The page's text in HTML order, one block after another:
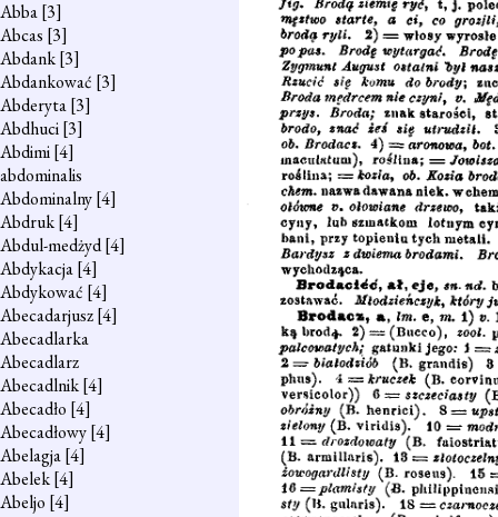
Abba[3]
Abcas [3]
Abdank[3]
Abdankować [3]
Abderyta[3]
Abdhuci[3]
Abdimi[4]
abdominalis
Abdominalny[4]
Abdruk[4]
Abdul-medżyd[4]
Abdykacja[4]
Abdykować [4]
Abecadarjusz[4]
Abecadlarka
Abecadlarz
Abecadlnik[4]
Abecadło [4]
Abecadłowy[4]
Abelagja[4]
Abelek[4]
Abeljo [4]